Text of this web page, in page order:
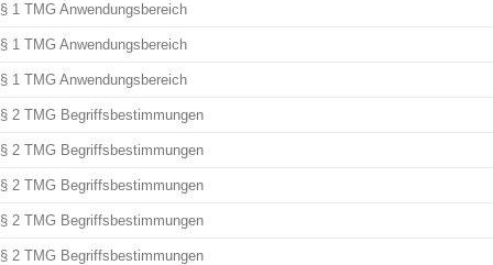
§ 1 TMG Anwendungsbereich
§ 1 TMG Anwendungsbereich
§ 1 TMG Anwendungsbereich
§ 2 TMG Begriffsbestimmungen
§ 2 TMG Begriffsbestimmungen
§ 2 TMG Begriffsbestimmungen
§ 2 TMG Begriffsbestimmungen
§ 2 TMG Begriffsbestimmungen